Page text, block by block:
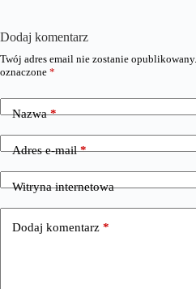
Dodaj komentarz
Twój adres email nie zostanie opublikowany.
oznaczone *
Nazwa*
Adres e-mail*
Witryna internetowa
Dodaj komentarz *